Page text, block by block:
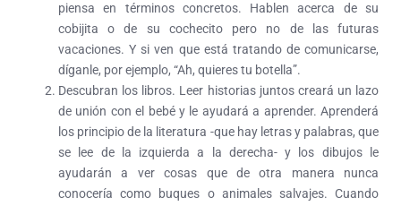
piensa en términos concretos. Hablen acerca de su
cobijita o de su cochecito pero no de las futuras
vacaciones. Y si ven que está tratando de comunicarse,
díganle, por ejemplo, “Ah, quieres tu botella”.
Descubran los libros. Leer historias juntos creará un lazo
de unión con el bebé y le ayudará a aprender. Aprenderá
los principio de la literatura -que hay letras y palabras, que
se lee de la izquierda a la derecha- y los dibujos le
ayudarán a ver cosas que de otra manera nunca
conocería como buques o animales salvajes. Cuando